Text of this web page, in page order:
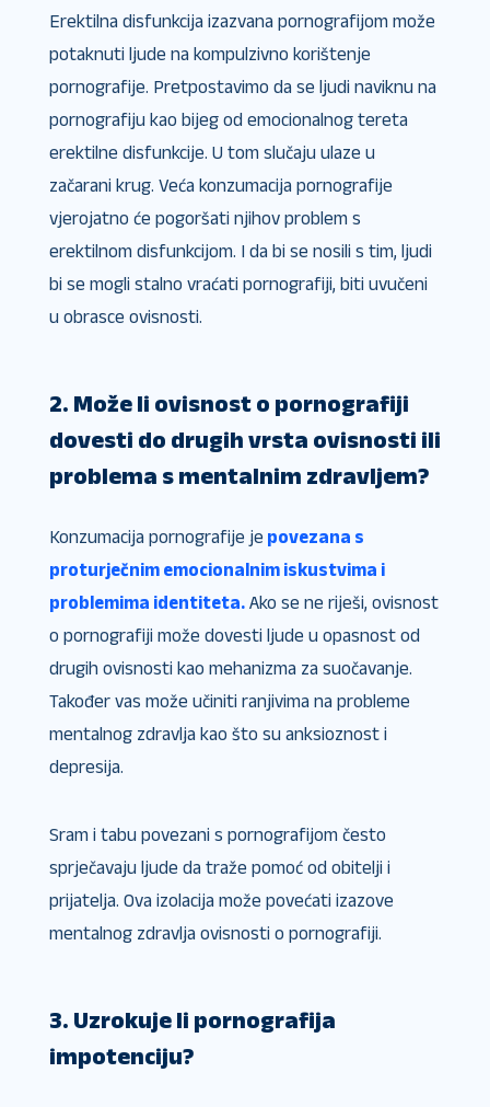
Erektilna disfunkcija izazvana pornografijom može
potaknuti ljude na kompulzivno korištenje
pornografije. Pretpostavimo da se ljudi naviknu na
pornografiju kao bijeg od emocionalnog tereta
erektilne disfunkcije. U tom slučaju ulaze u
začarani krug. Veća konzumacija pornografije
vjerojatno će pogoršati njihov problem s
erektilnom disfunkcijom. I da bi se nosili s tim, ljudi
bi se mogli stalno vraćati pornografiji, biti uvučeni
u obrasce ovisnosti.
2. Može li ovisnost o pornografiji
dovesti do drugih vrsta ovisnosti ili
problema s mentalnim zdravljem?
Konzumacija pornografije je povezana s
proturječnim emocionalnim iskustvima i
problemima identiteta.Ako se ne riješi, ovisnost
o pornografiji može dovesti ljude u opasnost od
drugih ovisnosti kao mehanizma za suočavanje.
Također vas može učiniti ranjivima na probleme
mentalnog zdravlja kao što su anksioznost i
depresija.
Sram i tabu povezani s pornografijom često
sprječavaju ljude da traže pomoć od obitelji i
prijatelja. Ova izolacija može povećati izazove
mentalnog zdravlja ovisnosti o pornografiji.
3. Uzrokuje li pornografija
impotenciju?